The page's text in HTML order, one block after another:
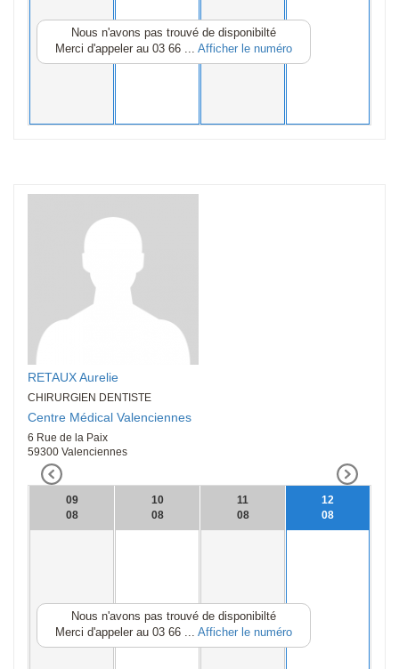
Nous n'avons pas trouvé de disponibilté
Merci d'appeler au 03 66 ... Afficher le numéro
RETAUX Aurelie
CHIRURGIEN DENTISTE
Centre Médical Valenciennes
6 Rue de la Paix
59300 Valenciennes
09
08
10
08
11
08
12
08
Nous n'avons pas trouvé de disponibilté
Merci d'appeler au 03 66 ... Afficher le numéro